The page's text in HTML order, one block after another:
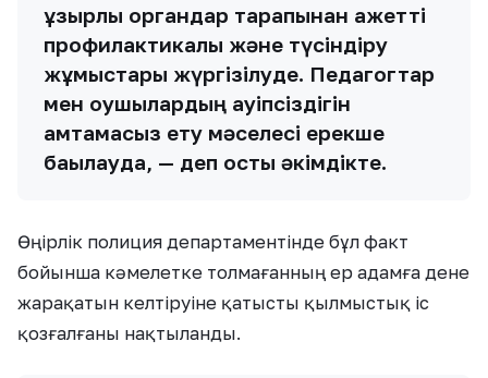
құзырлы органдар тарапынан қажетті
профилактикалық және түсіндіру
жұмыстары жүргізілуде. Педагогтар
мен оқушылардың қауіпсіздігін
қамтамасыз ету мәселесі ерекше
бақылауда, — деп қосты әкімдікте.
Өңірлік полиция департаментінде бұл факт
бойынша кәмелетке толмағанның ер адамға дене
жарақатын келтіруіне қатысты қылмыстық іс
қозғалғаны нақтыланды.